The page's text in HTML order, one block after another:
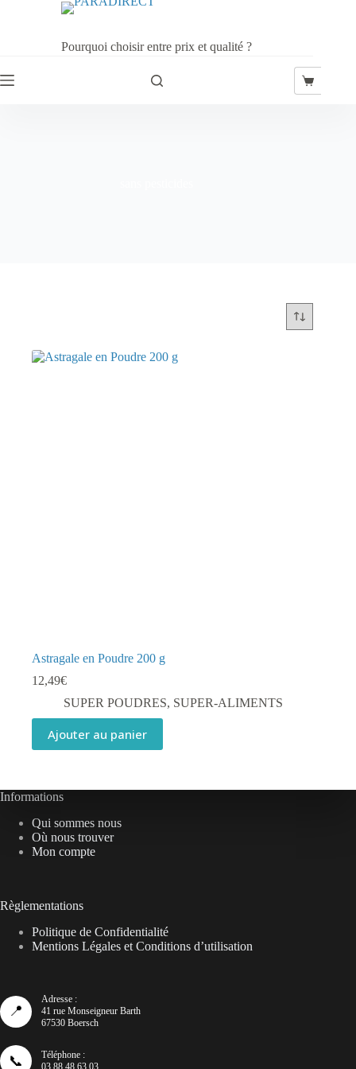
Pourquoi choisir entre prix et qualité ?
Panier
Astragale en Poudre 200 g
12,49€
SUPER POUDRES, SUPER-ALIMENTS
Ajouter au panier
Informations
Qui sommes nous
Où nous trouver
Mon compte
Règlementations
Politique de Confidentialité
Mentions Légales et Conditions d’utilisation
📍
Adresse :
41 rue Monseigneur Barth
67530 Boersch
📞
Téléphone :
03 88 48 63 03